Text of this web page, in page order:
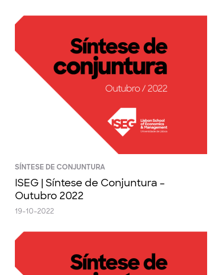
SÍNTESE DE CONJUNTURA
ISEG | Síntese de Conjuntura –
Outubro 2022
19-10-2022